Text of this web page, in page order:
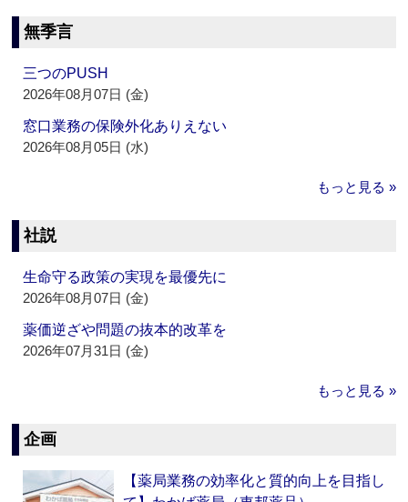
無季言
三つのPUSH
2026年08月07日 (金)
窓口業務の保険外化ありえない
2026年08月05日 (水)
もっと見る »
社説
生命守る政策の実現を最優先に
2026年08月07日 (金)
薬価逆ざや問題の抜本的改革を
2026年07月31日 (金)
もっと見る »
企画
【薬局業務の効率化と質的向上を目指し